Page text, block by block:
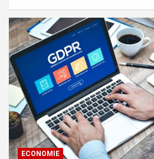
ECONOMIE